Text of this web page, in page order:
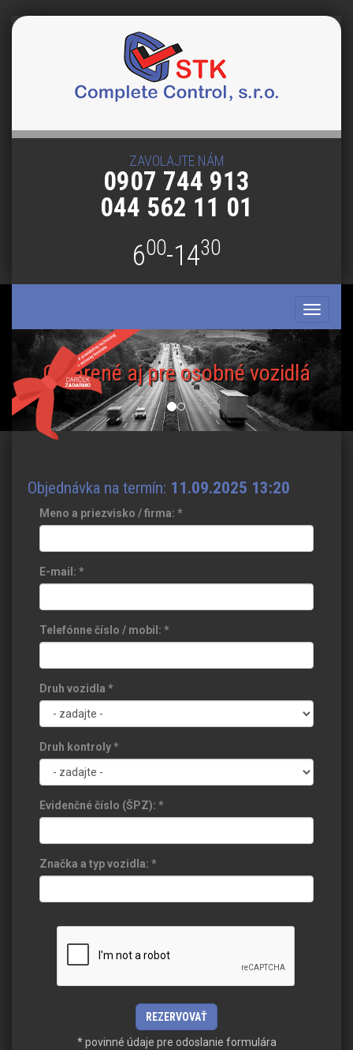
ZAVOLAJTE NÁM
0907 744 913
044 562 11 01
600-1430
Toggle
Otvorené aj pre osobné vozidlá
Objednávka na termín: 11.09.2025 13:20
Meno a priezvisko / firma: *
E-mail: *
Telefónne číslo / mobil: *
Druh vozidla *
Druh kontroly*
Evidenčné číslo (ŠPZ): *
Značka a typ vozidla: *
* povinné údaje pre odoslanie formulára